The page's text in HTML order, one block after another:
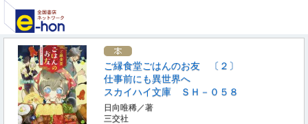
ご縁食堂ごはんのお友 〔２〕
仕事前にも異世界へ
スカイハイ文庫 ＳＨ－０５８
日向唯稀／著
三交社